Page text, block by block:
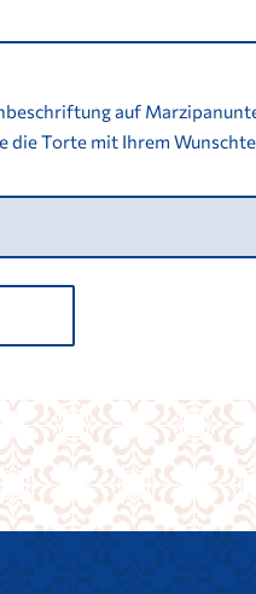
auf
die Torte mit Ihrem